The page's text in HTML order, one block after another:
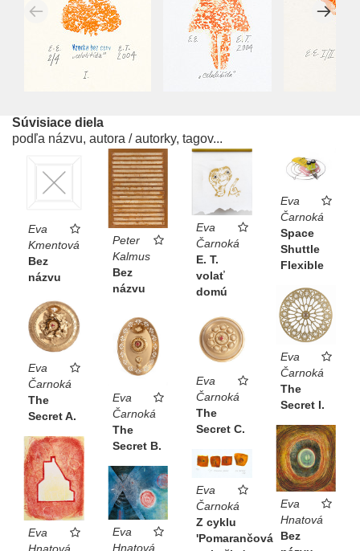
Súvisiace diela
podľa názvu, autora / autorky, tagov...
Eva
Kmentová
Bez
názvu
Peter
Kalmus
Bez
názvu
Eva
Čarnoká
E. T.
volať
domú
Eva
Čarnoká
Space
Shuttle
Flexible
Eva
Čarnoká
The
Secret I.
Eva
Čarnoká
The
Secret A.
Eva
Čarnoká
The
Secret B.
Eva
Čarnoká
The
Secret C.
Eva
Hnatová
Bez
Eva
Eva
Čarnoká
Z cyklu
'Pomarančová
Eva
Hnatová